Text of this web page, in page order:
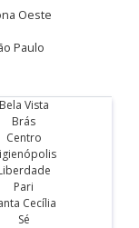
Oeste
Paulo
Bela Vista
Brás
Centro
Pari
Cecília
Sé